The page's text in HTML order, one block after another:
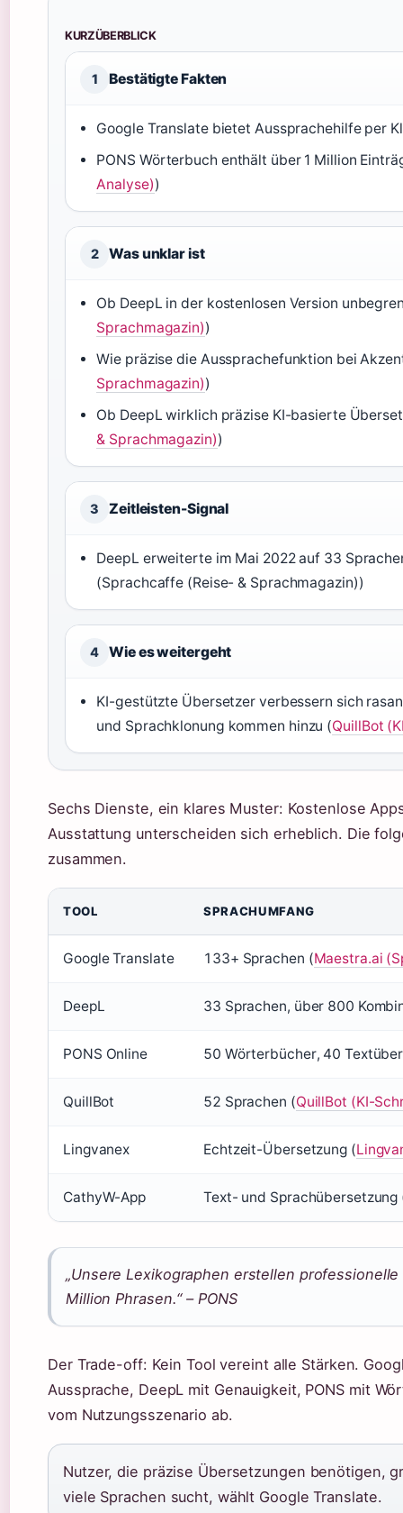
KURZÜBERBLICK
1 Bestätigte Fakten
Google Translate bietet Aussprachehilfe per
PONS Wörterbuch enthält über 1 Million
Analyse))
2 Was unklar ist
Ob DeepL in der kostenlosen Version
Sprachmagazin))
Wie präzise die Aussprachefunktion bei
Sprachmagazin))
Ob DeepL wirklich präzise KI-basierte
& Sprachmagazin))
3 Zeitleisten-Signal
DeepL erweiterte im Mai 2022 auf 33
(Sprachcaffe (Reise- & Sprachmagazin))
4 Wie es weitergeht
KI-gestützte Übersetzer verbessern sich
und Sprachklonung kommen hinzu (QuillBot
Sechs Dienste, ein klares Muster: Kostenlose
Ausstattung unterscheiden sich erheblich. Die
zusammen.
TOOL SPRACHUMFANG
Google Translate 133+ Sprachen (Maestra.ai
DeepL 33 Sprachen, über 800
PONS Online 50 Wörterbücher, 40
QuillBot 52 Sprachen (QuillBot (KI-
Lingvanex Echtzeit-Übersetzung (
CathyW-App Text- und
„Unsere Lexikographen erstellen
Million Phrasen.“ – PONS
Der Trade-off: Kein Tool vereint alle Stärken.
Aussprache, DeepL mit Genauigkeit, PONS mit
vom Nutzungsszenario ab.
Nutzer, die präzise Übersetzungen benötigen,
viele Sprachen sucht, wählt Google Translate.